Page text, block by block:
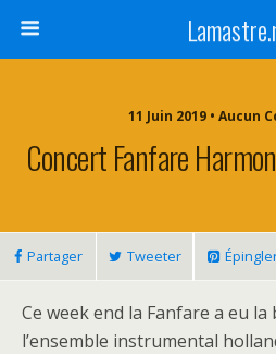
11 Juin 2019 • Aucun
Concert Fanfare
Partager Tweeter
Ce week end la Fanfare a eu la
l’ensemble instrumental